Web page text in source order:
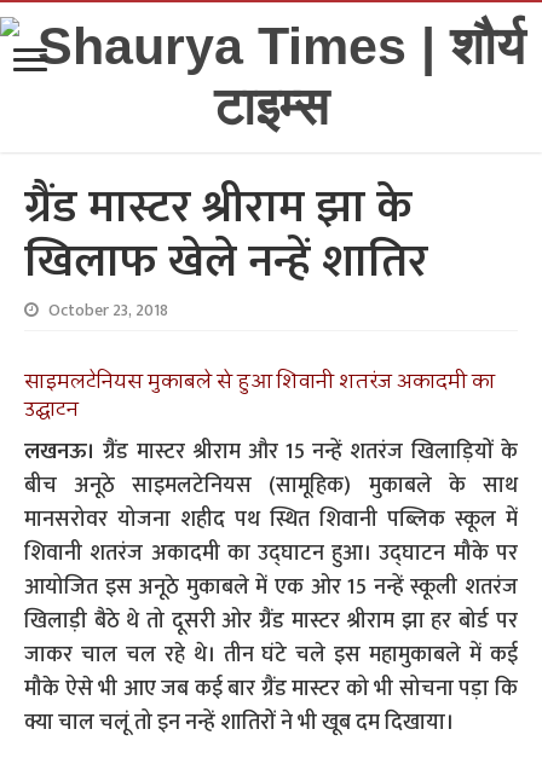
ग्रैंड मास्टर श्रीराम झा के
खिलाफ खेले नन्हें शातिर
October 23, 2018
साइमलटेनियस मुकाबले से हुआ शिवानी शतरंज अकादमी का
उद्घाटन
लखनऊ। ग्रैंड मास्टर श्रीराम और 15 नन्हें शतरंज खिलाड़ियों के
बीच अनूठे साइमलटेनियस (सामूहिक) मुकाबले के साथ
मानसरोवर योजना शहीद पथ स्थित शिवानी पब्लिक स्कूल में
शिवानी शतरंज अकादमी का उद्घाटन हुआ। उद्घाटन मौके पर
आयोजित इस अनूठे मुकाबले में एक ओर 15 नन्हें स्कूली शतरंज
खिलाड़ी बैठे थे तो दूसरी ओर ग्रैंड मास्टर श्रीराम झा हर बोर्ड पर
जाकर चाल चल रहे थे। तीन घंटे चले इस महामुकाबले में कई
मौके ऐसे भी आए जब कई बार ग्रैंड मास्टर को भी सोचना पड़ा कि
क्या चाल चलूं तो इन नन्हें शातिरों ने भी खूब दम दिखाया।